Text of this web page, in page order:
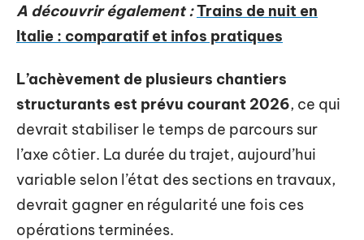
A découvrir également :Trains de nuit en
Italie : comparatif et infos pratiques
L’achèvement de plusieurs chantiers
structurants est prévu courant 2026, ce qui
devrait stabiliser le temps de parcours sur
l’axe côtier. La durée du trajet, aujourd’hui
variable selon l’état des sections en travaux,
devrait gagner en régularité une fois ces
opérations terminées.